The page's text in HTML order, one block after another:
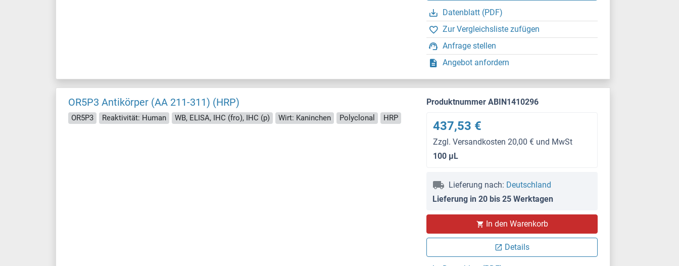
Datenblatt (PDF)
Zur Vergleichsliste zufügen
Anfrage stellen
Angebot anfordern
OR5P3 Antikörper (AA 211-311) (HRP)
OR5P3 Reaktivität: Human WB, ELISA, IHC (fro), IHC (p) Wirt: Kaninchen Polyclonal HRP
Produktnummer ABIN1410296
437,53 €
Zzgl. Versandkosten 20,00 € und MwSt
100 μL
Lieferung nach: Deutschland
Lieferung in 20 bis 25 Werktagen
In den Warenkorb
Details